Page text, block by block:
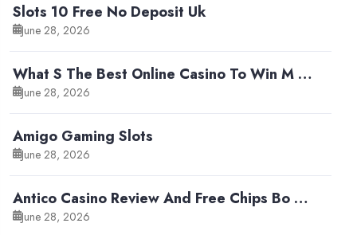
Slots 10 Free No Deposit Uk
June 28, 2026
What S The Best Online Casino To Win M …
June 28, 2026
Amigo Gaming Slots
June 28, 2026
Antico Casino Review And Free Chips Bo …
June 28, 2026